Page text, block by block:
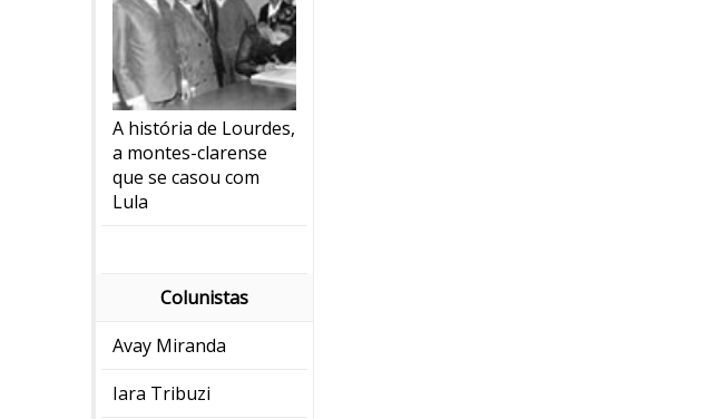
A história de Lourdes,
a montes-clarense
que se casou com
Lula
Colunistas
Avay Miranda
Iara Tribuzi